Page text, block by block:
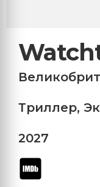
Триллер,
2027